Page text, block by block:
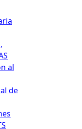
al
de